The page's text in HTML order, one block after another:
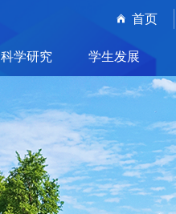
首页
科学研究 学生发展